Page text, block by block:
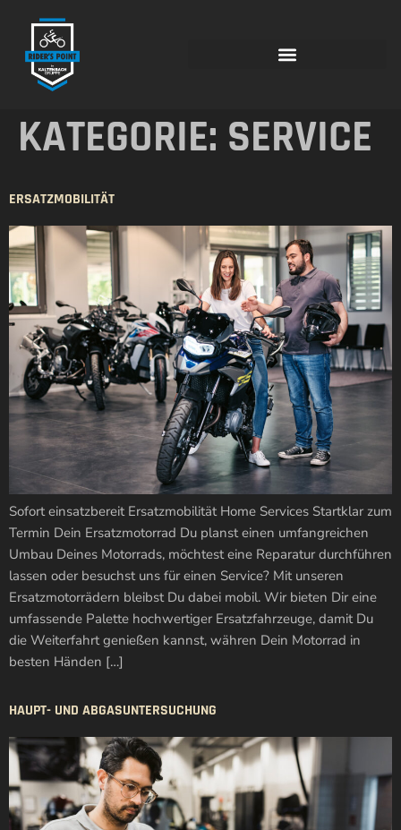
springen
KATEGORIE: SERVICE
ERSATZMOBILITÄT
Sofort einsatzbereit Ersatzmobilität Home Services Startklar zum
Termin Dein Ersatzmotorrad Du planst einen umfangreichen
Umbau Deines Motorrads, möchtest eine Reparatur durchführen
lassen oder besuchst uns für einen Service? Mit unseren
Ersatzmotorrädern bleibst Du dabei mobil. Wir bieten Dir eine
umfassende Palette hochwertiger Ersatzfahrzeuge, damit Du
die Weiterfahrt genießen kannst, währen Dein Motorrad in
besten Händen […]
HAUPT- UND ABGASUNTERSUCHUNG